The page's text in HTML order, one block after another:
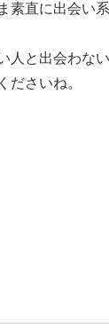
素直に出会い
人と出会わな
ださいね。